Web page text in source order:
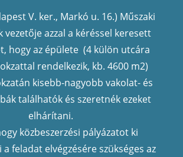
V. ker., Markó u. 16.) Műszaki
vezetője azzal a kéréssel keresett
hogy az épülete (4 külön utcára
rendelkezik, kb. 4600 m2)
kisebb-nagyobb vakolat- és
találhatók és szeretnék ezeket
elhárítani.
közbeszerzési pályázatot ki
feladat elvégzésére szükséges az